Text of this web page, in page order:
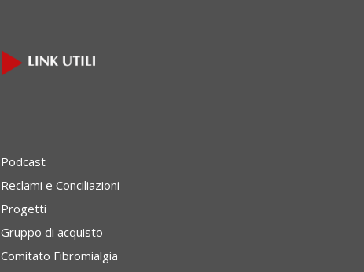
Podcast
Reclami e Conciliazioni
Progetti
Gruppo di acquisto
Comitato Fibromialgia